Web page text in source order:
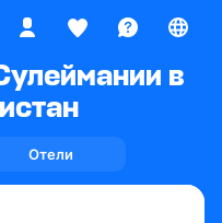
в
Отели